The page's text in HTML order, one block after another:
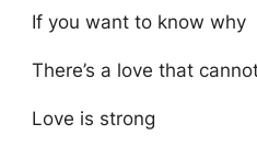
If you want to know why
There’s a love that
Love is strong